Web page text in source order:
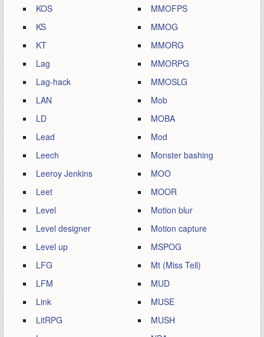
KOS
KS
KT
Lag
Lag-hack
LAN
LD
Lead
Leech
Leeroy Jenkins
Leet
Level
Level designer
Level up
LFG
LFM
Link
LitRPG
MMOFPS
MMOG
MMORG
MMORPG
MMOSLG
Mob
MOBA
Mod
Monster bashing
MOO
MOOR
Motion blur
Motion capture
MSPOG
Mt (Miss Tell)
MUD
MUSE
MUSH